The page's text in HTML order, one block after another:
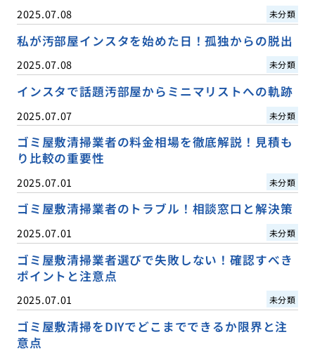
2025.07.08 未分類
私が汚部屋インスタを始めた日！孤独からの脱出
2025.07.08 未分類
インスタで話題汚部屋からミニマリストへの軌跡
2025.07.07 未分類
ゴミ屋敷清掃業者の料金相場を徹底解説！見積も
り比較の重要性
2025.07.01 未分類
ゴミ屋敷清掃業者のトラブル！相談窓口と解決策
2025.07.01 未分類
ゴミ屋敷清掃業者選びで失敗しない！確認すべき
ポイントと注意点
2025.07.01 未分類
ゴミ屋敷清掃をDIYでどこまでできるか限界と注
意点